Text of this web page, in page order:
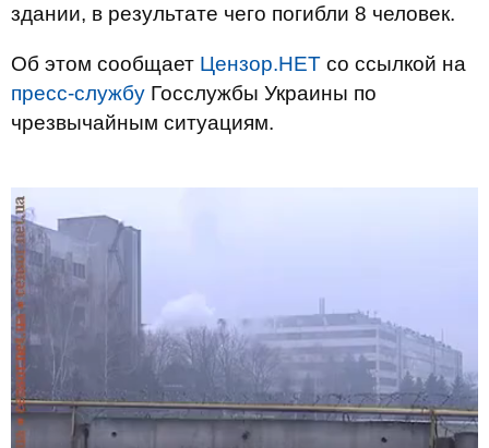
здании, в результате чего погибли 8 человек.
Об этом сообщает Цензор.НЕТ со ссылкой на
пресс-службу Госслужбы Украины по
чрезвычайным ситуациям.